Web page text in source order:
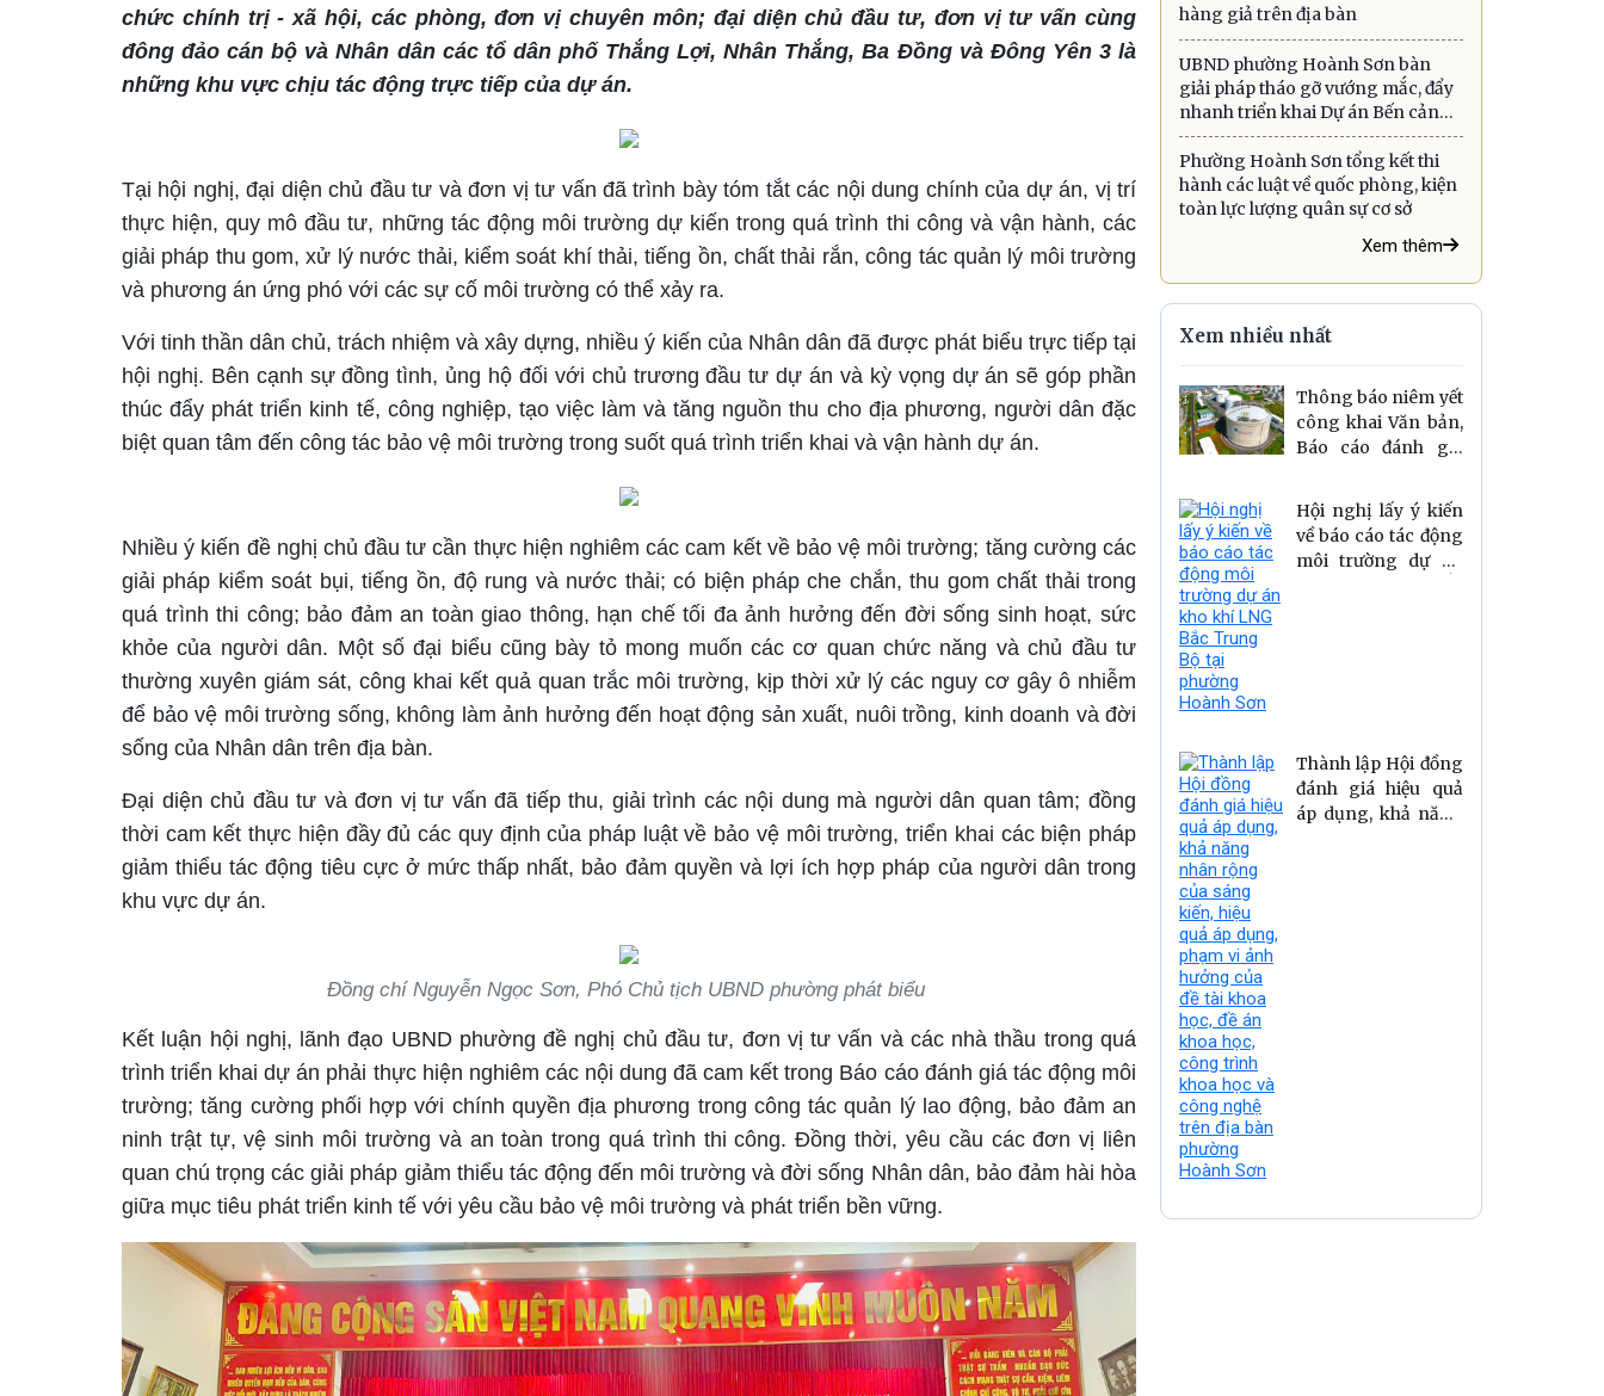
chức chính trị - xã hội, các phòng, đơn vị chuyên môn; đại diện chủ đầu tư, đơn vị tư vấn cùng
đông đảo cán bộ và Nhân dân các tổ dân phố Thắng Lợi, Nhân Thắng, Ba Đồng và Đông Yên 3 là
những khu vực chịu tác động trực tiếp của dự án.
Tại hội nghị, đại diện chủ đầu tư và đơn vị tư vấn đã trình bày tóm tắt các nội dung chính của dự án, vị trí
thực hiện, quy mô đầu tư, những tác động môi trường dự kiến trong quá trình thi công và vận hành, các
giải pháp thu gom, xử lý nước thải, kiểm soát khí thải, tiếng ồn, chất thải rắn, công tác quản lý môi trường
và phương án ứng phó với các sự cố môi trường có thể xảy ra.
Với tinh thần dân chủ, trách nhiệm và xây dựng, nhiều ý kiến của Nhân dân đã được phát biểu trực tiếp tại
hội nghị. Bên cạnh sự đồng tình, ủng hộ đối với chủ trương đầu tư dự án và kỳ vọng dự án sẽ góp phần
thúc đẩy phát triển kinh tế, công nghiệp, tạo việc làm và tăng nguồn thu cho địa phương, người dân đặc
biệt quan tâm đến công tác bảo vệ môi trường trong suốt quá trình triển khai và vận hành dự án.
Nhiều ý kiến đề nghị chủ đầu tư cần thực hiện nghiêm các cam kết về bảo vệ môi trường; tăng cường các
giải pháp kiểm soát bụi, tiếng ồn, độ rung và nước thải; có biện pháp che chắn, thu gom chất thải trong
quá trình thi công; bảo đảm an toàn giao thông, hạn chế tối đa ảnh hưởng đến đời sống sinh hoạt, sức
khỏe của người dân. Một số đại biểu cũng bày tỏ mong muốn các cơ quan chức năng và chủ đầu tư
thường xuyên giám sát, công khai kết quả quan trắc môi trường, kịp thời xử lý các nguy cơ gây ô nhiễm
để bảo vệ môi trường sống, không làm ảnh hưởng đến hoạt động sản xuất, nuôi trồng, kinh doanh và đời
sống của Nhân dân trên địa bàn.
Đại diện chủ đầu tư và đơn vị tư vấn đã tiếp thu, giải trình các nội dung mà người dân quan tâm; đồng
thời cam kết thực hiện đầy đủ các quy định của pháp luật về bảo vệ môi trường, triển khai các biện pháp
giảm thiểu tác động tiêu cực ở mức thấp nhất, bảo đảm quyền và lợi ích hợp pháp của người dân trong
khu vực dự án.
Đồng chí Nguyễn Ngọc Sơn, Phó Chủ tịch UBND phường phát biểu
Kết luận hội nghị, lãnh đạo UBND phường đề nghị chủ đầu tư, đơn vị tư vấn và các nhà thầu trong quá
trình triển khai dự án phải thực hiện nghiêm các nội dung đã cam kết trong Báo cáo đánh giá tác động môi
trường; tăng cường phối hợp với chính quyền địa phương trong công tác quản lý lao động, bảo đảm an
ninh trật tự, vệ sinh môi trường và an toàn trong quá trình thi công. Đồng thời, yêu cầu các đơn vị liên
quan chú trọng các giải pháp giảm thiểu tác động đến môi trường và đời sống Nhân dân, bảo đảm hài hòa
giữa mục tiêu phát triển kinh tế với yêu cầu bảo vệ môi trường và phát triển bền vững.
hàng giả trên địa bàn
UBND phường Hoành Sơn bàn
giải pháp tháo gỡ vướng mắc, đẩy
nhanh triển khai Dự án Bến cảng
quốc tế Sơn Dương
Phường Hoành Sơn tổng kết thi
hành các luật về quốc phòng, kiện
toàn lực lượng quân sự cơ sở
Xem thêm
Xem nhiều nhất
Thông báo niêm yết
công khai Văn bản,
Báo cáo đánh giá
trường dự án Kho
LNG Bắc Trung Bộ
(Kho LNG Vũng
Áng) tại phường
Hội nghị lấy ý kiến
về báo cáo tác động
môi trường dự án
Thành lập Hội đồng
đánh giá hiệu quả
áp dụng, khả năng